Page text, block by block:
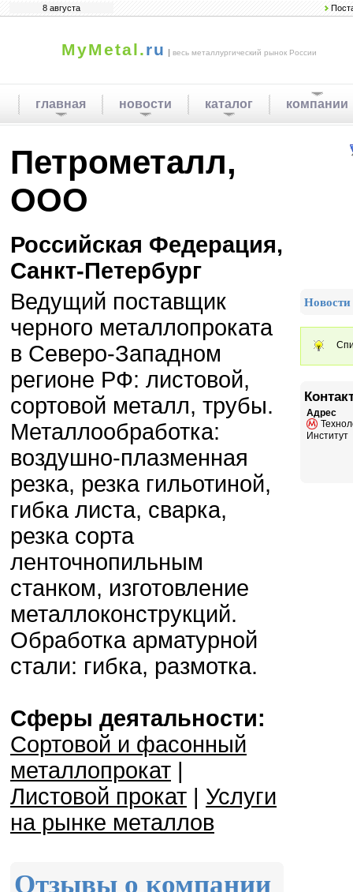
8 августа
MyMetal.ru | весь металлургический рынок России
главная новости каталог компании
Петрометалл,
ООО
Российская Федерация,
Санкт-Петербург
Ведущий поставщик
черного металлопроката
в Северо-Западном
регионе РФ: листовой,
сортовой металл, трубы.
Металлообработка:
воздушно-плазменная
резка, резка гильотиной,
гибка листа, сварка,
резка сорта
ленточнопильным
станком, изготовление
металлоконструкций.
Обработка арматурной
стали: гибка, размотка.
Сферы деятальности:
Сортовой и фасонный
металлопрокат |
Листовой прокат | Услуги
на рынке металлов
Отзывы о компании
Адрес
Институт